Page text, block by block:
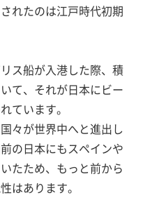
れたのは江戸時代初期
ス船が入港した際、積
て、それが日本にビー
ています。
々が世界中へと進出し
の日本にもスペインや
たため、もっと前から
はあります。